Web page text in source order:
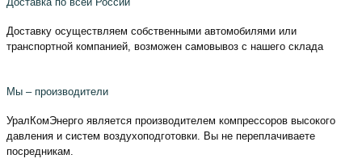
Доставку осуществляем собственными автомобилями или
транспортной компанией, возможен самовывоз с нашего склада
Мы – производители
УралКомЭнерго является производителем компрессоров высокого
давления и систем воздухоподготовки. Вы не переплачиваете
посредникам.